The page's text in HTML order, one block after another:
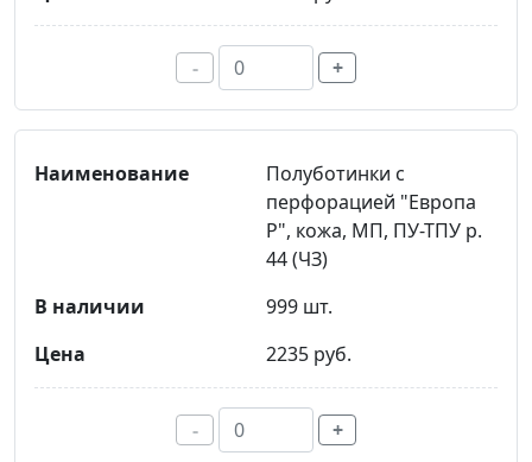
- +
Полуботинки с
перфорацией "Европа
Р", кожа, МП, ПУ-ТПУ р.
44 (ЧЗ)
999 шт.
2235 руб.
- +